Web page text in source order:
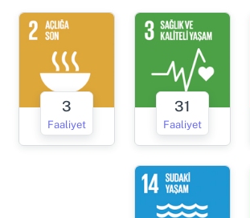
3
Faaliyet
31
Faaliyet